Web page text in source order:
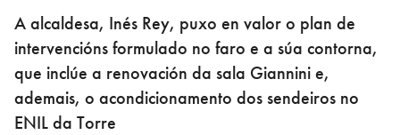
A alcaldesa, Inés Rey, puxo en valor o plan de
intervencións formulado no faro e a súa contorna,
que inclúe a renovación da sala Giannini e,
ademais, o acondicionamento dos sendeiros no
ENIL da Torre